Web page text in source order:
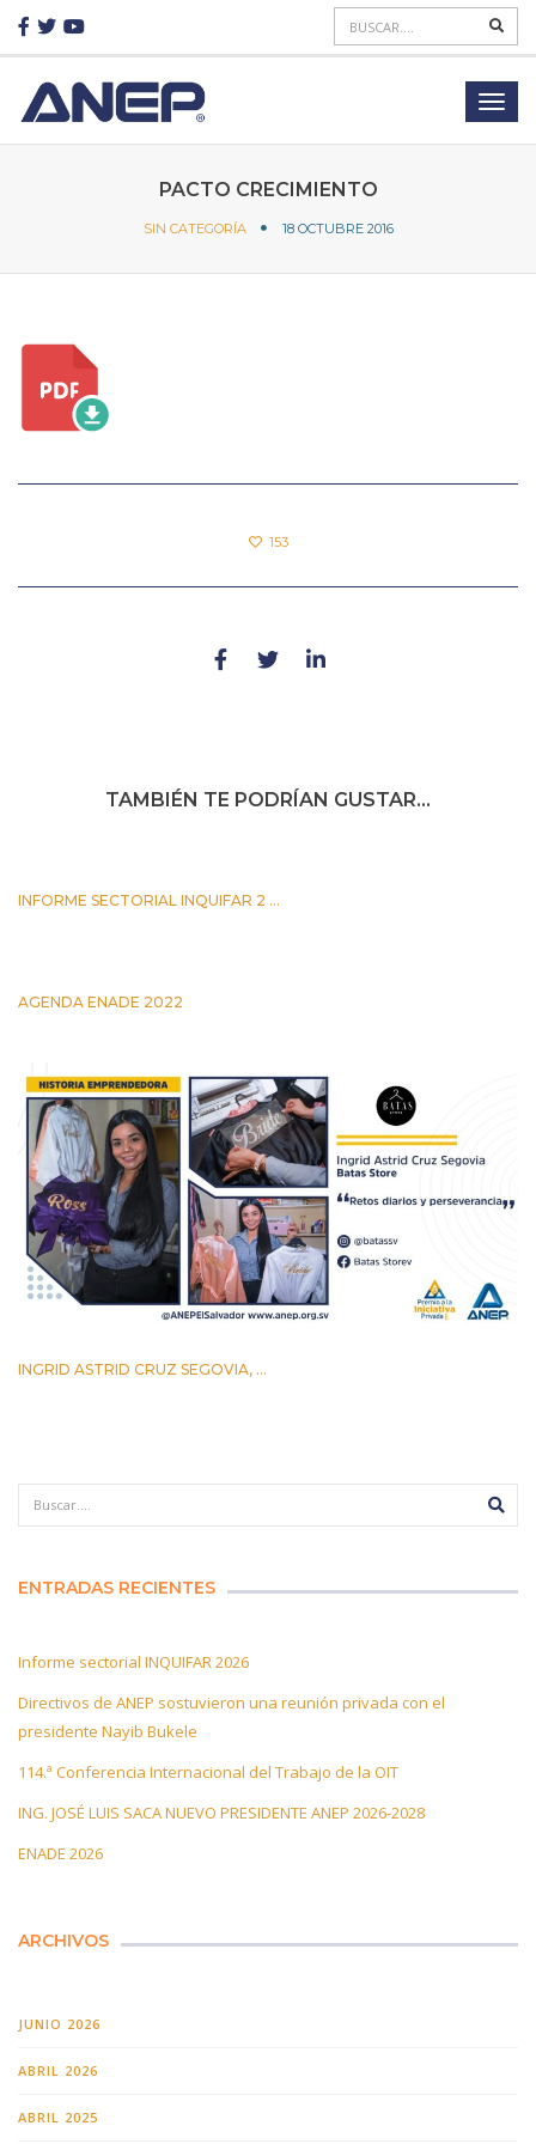
PACTO CRECIMIENTO
SIN CATEGORÍA 18 OCTUBRE 2016
153
TAMBIÉN TE PODRÍAN GUSTAR...
INFORME SECTORIAL INQUIFAR 2 ...
AGENDA ENADE 2022
INGRID ASTRID CRUZ SEGOVIA, ...
ENTRADAS RECIENTES
Informe sectorial INQUIFAR 2026
Directivos de ANEP sostuvieron una reunión privada con el
presidente Nayib Bukele
114.ª Conferencia Internacional del Trabajo de la OIT
ING. JOSÉ LUIS SACA NUEVO PRESIDENTE ANEP 2026-2028
ENADE 2026
ARCHIVOS
JUNIO 2026
ABRIL 2026
ABRIL 2025